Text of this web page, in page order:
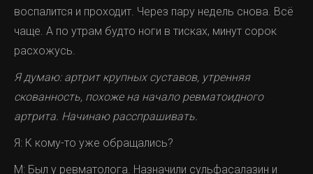
воспалится и проходит. Через пару недель снова. Всё
чаще. А по утрам будто ноги в тисках, минут сорок
расхожусь.
Я думаю: артрит крупных суставов, утренняя
скованность, похоже на начало ревматоидного
артрита. Начинаю расспрашивать.
Я: К кому-то уже обращались?
М: Был у ревматолога. Назначили сульфасалазин и